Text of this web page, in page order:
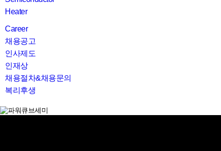
Heater
Career
채용공고
인사제도
인재상
채용절차&채용문의
복리후생
search